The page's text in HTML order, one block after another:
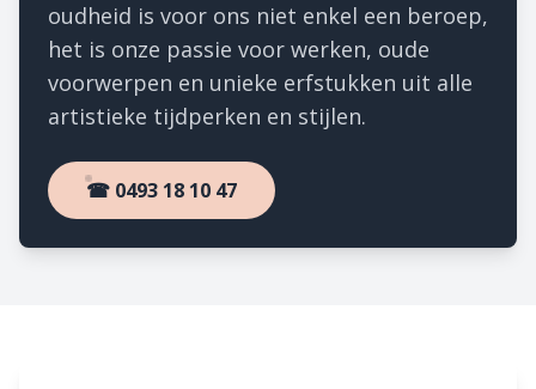
oudheid is voor ons niet enkel een beroep,
het is onze passie voor werken, oude
voorwerpen en unieke erfstukken uit alle
artistieke tijdperken en stijlen.
☎ 0493 18 10 47